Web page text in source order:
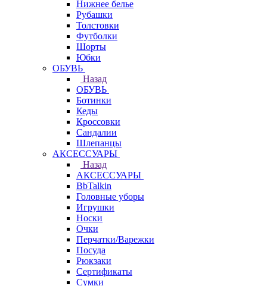
Нижнее белье
Рубашки
Толстовки
Футболки
Шорты
Юбки
ОБУВЬ
Назад
ОБУВЬ
Ботинки
Кеды
Кроссовки
Сандалии
Шлепанцы
АКСЕССУАРЫ
Назад
АКСЕССУАРЫ
BbTalkin
Головные уборы
Игрушки
Носки
Очки
Перчатки/Варежки
Посуда
Рюкзаки
Сертификаты
Сумки